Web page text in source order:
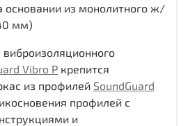
основании из монолитного ж/
мм)
Vibro Р крепится
из профилей SoundGuard
профилей с
и